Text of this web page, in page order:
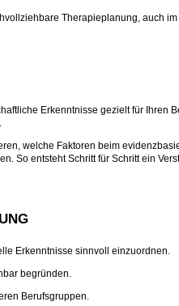
Therapieplanung, auch
Erkenntnisse gezielt für Ihren
welche Faktoren beim
So entsteht Schritt für Schritt ein
Erkenntnisse sinnvoll einzuordnen.
begründen.
Berufsgruppen.